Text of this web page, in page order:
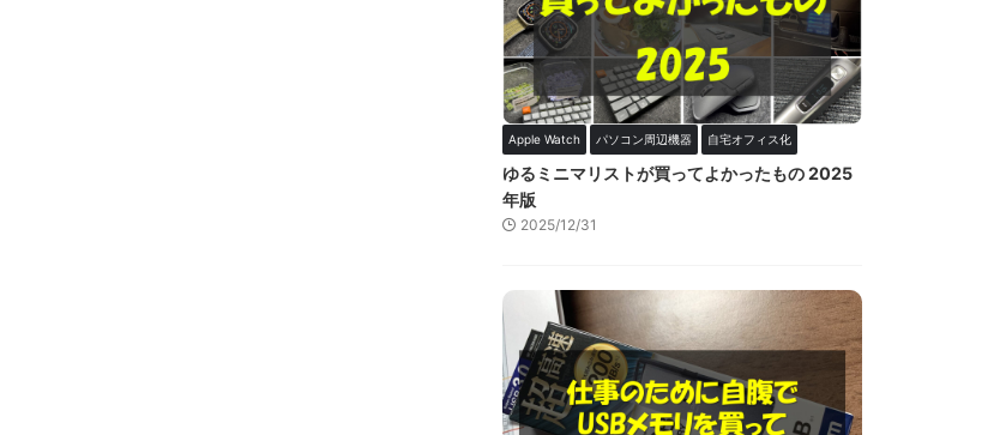
Apple Watch パソコン周辺機器 自宅オフィス化
ゆるミニマリストが買ってよかったもの 2025
年版
2025/12/31